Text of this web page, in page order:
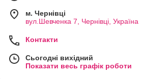
м. Чернівці
вул.Шевченка 7, Чернівці, Україна
Контакти
Сьогодні вихідний
Показати весь графік роботи